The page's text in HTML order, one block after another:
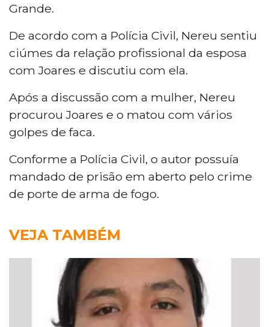
Grande.
De acordo com a Polícia Civil, Nereu sentiu
ciúmes da relação profissional da esposa
com Joares e discutiu com ela.
Após a discussão com a mulher, Nereu
procurou Joares e o matou com vários
golpes de faca.
Conforme a Polícia Civil, o autor possuía
mandado de prisão em aberto pelo crime
de porte de arma de fogo.
VEJA TAMBÉM